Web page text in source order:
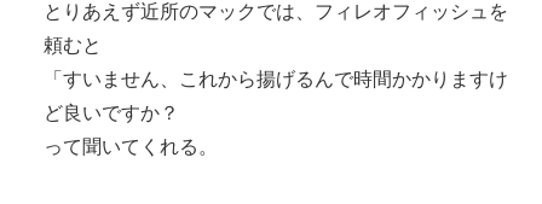
とりあえず近所のマックでは、フィレオフィッシュを
頼むと
「すいません、これから揚げるんで時間かかりますけ
ど良いですか？
って聞いてくれる。